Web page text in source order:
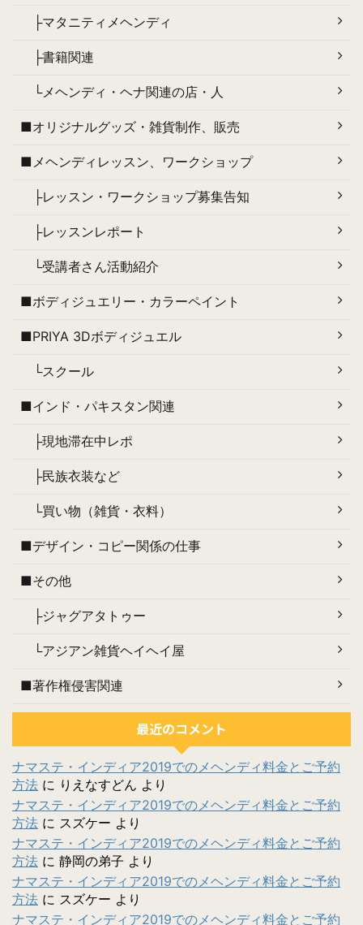
├マタニティメヘンディ
├書籍関連
└メヘンディ・ヘナ関連の店・人
■オリジナルグッズ・雑貨制作、販売
■メヘンディレッスン、ワークショップ
├レッスン・ワークショップ募集告知
├レッスンレポート
└受講者さん活動紹介
■ボディジュエリー・カラーペイント
■PRIYA 3Dボディジュエル
└スクール
■インド・パキスタン関連
├現地滞在中レポ
├民族衣装など
└買い物（雑貨・衣料）
■デザイン・コピー関係の仕事
■その他
├ジャグアタトゥー
└アジアン雑貨ヘイヘイ屋
■著作権侵害関連
最近のコメント
ナマステ・インディア2019でのメヘンディ料金とご予約
方法 に りえなすどん より
ナマステ・インディア2019でのメヘンディ料金とご予約
方法 に スズケー より
ナマステ・インディア2019でのメヘンディ料金とご予約
方法 に 静岡の弟子 より
ナマステ・インディア2019でのメヘンディ料金とご予約
方法 に スズケー より
ナマステ・インディア2019でのメヘンディ料金とご予約